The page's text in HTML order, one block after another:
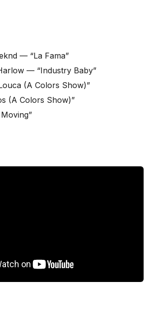
— “La Fama”
— “Industry Baby”
(A Colors Show)”
(A Colors Show)”